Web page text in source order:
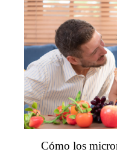
Cómo los